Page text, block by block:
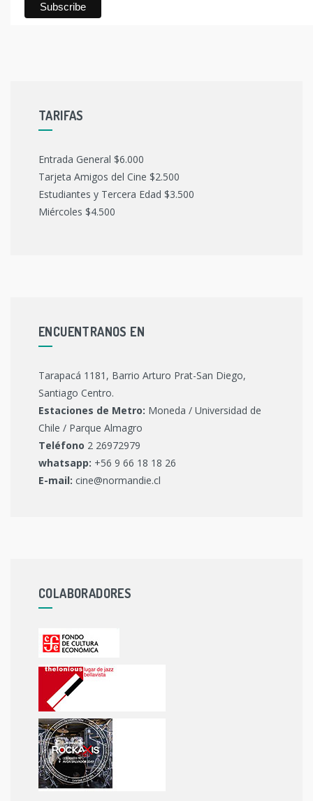
TARIFAS
Entrada General $6.000
Tarjeta Amigos del Cine $2.500
Estudiantes y Tercera Edad $3.500
Miércoles $4.500
ENCUENTRANOS EN
Tarapacá 1181, Barrio Arturo Prat-San Diego,
Santiago Centro.
Estaciones de Metro: Moneda / Universidad de
Chile / Parque Almagro
Teléfono 2 26972979
whatsapp: +56 9 66 18 18 26
E-mail: cine@normandie.cl
COLABORADORES